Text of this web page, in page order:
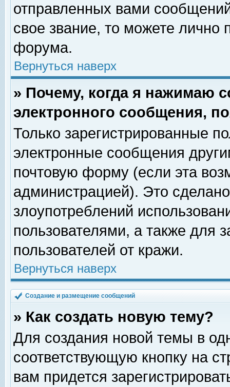
отправленных вами
свое звание, то можете лично
форума.
Вернуться наверх
» Почему, когда я нажимаю
электронного сообщения,
Только зарегистрированные
электронные сообщения
почтовую форму (если эта
администрацией). Это
злоупотреблений
пользователями, а также для
пользователей от кражи.
Вернуться наверх
Создание и размещение сообщений
» Как создать новую тему?
Для создания новой темы в
соответствующую кнопку на
вам придется